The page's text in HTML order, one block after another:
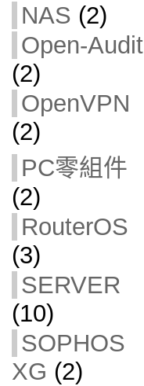
NAS (2)
Open-Audit
(2)
OpenVPN
(2)
PC零組件
(2)
RouterOS
(3)
SERVER
(10)
SOPHOS
XG (2)